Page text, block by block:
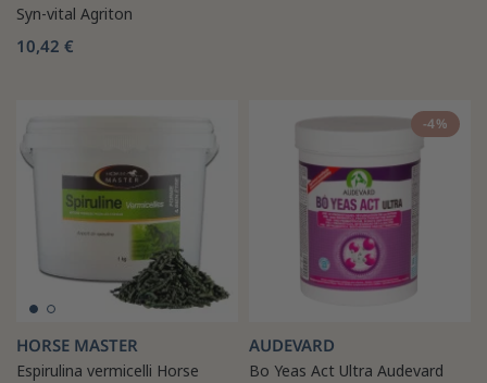
Syn-vital Agriton
10,42 €
HORSE MASTER
Espirulina vermicelli Horse
-4%
AUDEVARD
Bo Yeas Act Ultra Audevard